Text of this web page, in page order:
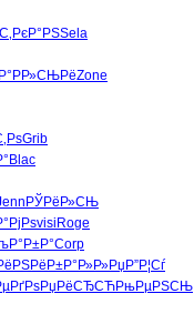
С‚РєР°РЅSela
РР»СЊРёZone
Grib
Blac
РЎРёР»СЊ
visiRoge
Corp
Р±Р°Р»Р»РџР”Р¦Сѓ
РџРёСЂСЋРњРµРЅСЊ